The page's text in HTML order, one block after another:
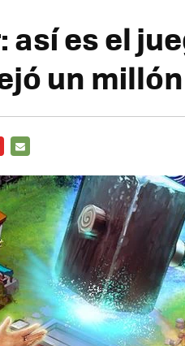
así es el
un
MAIL